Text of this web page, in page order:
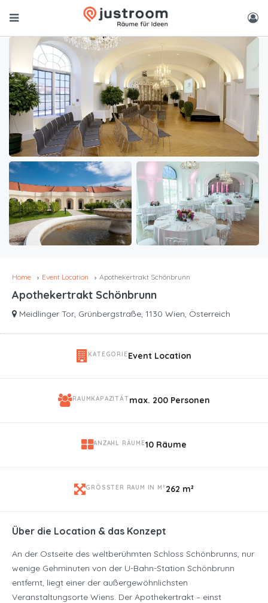
Home Event Location Apothekertrakt Schönbrunn
Apothekertrakt Schönbrunn
Meidlinger Tor, Grünbergstraße, 1130 Wien, Österreich
KATEGORIE Event Location
RAUMKAPAZITÄT max. 200 Personen
ANZAHL RÄUME10 Räume
GRÖSSTER RAUM IN M² 262 m²
Über die Location & das Konzept
An der Ostseite des weltberühmten Schloss Schönbrunns, nur
wenige Gehminuten von der U-Bahn-Station Schönbrunn
entfernt, liegt einer der außergewöhnlichsten
Veranstaltungsorte Wiens. Der Apothekertrakt – einst